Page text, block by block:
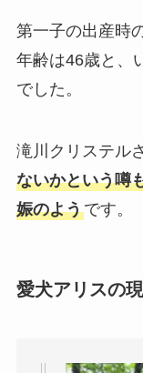
第一子の出産時
年齢は46歳と、
でした。
滝川クリステル
ないかという噂
娠のようです。
愛犬アリスの